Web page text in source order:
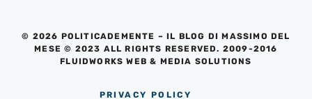
© 2026 POLITICADEMENTE – IL BLOG DI MASSIMO DEL
MESE © 2023 ALL RIGHTS RESERVED. 2009-2016
FLUIDWORKS WEB & MEDIA SOLUTIONS
PRIVACY POLICY